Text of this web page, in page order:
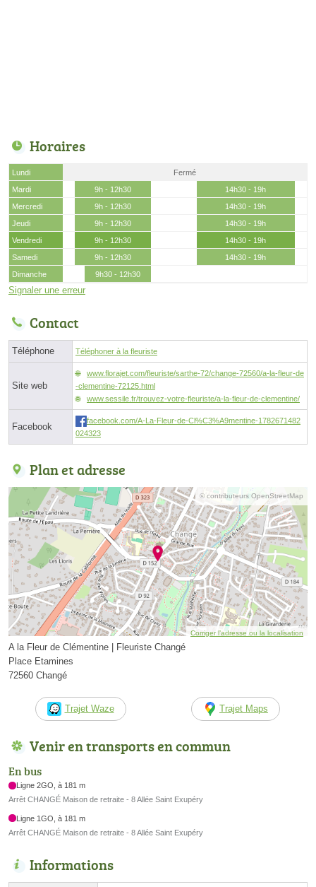
Horaires
Lundi
Fermé
Mardi
9h - 12h30
14h30 - 19h
Mercredi
9h - 12h30
14h30 - 19h
Jeudi
9h - 12h30
14h30 - 19h
Vendredi
9h - 12h30
14h30 - 19h
Samedi
9h - 12h30
14h30 - 19h
Dimanche
9h30 - 12h30
Signaler une erreur
Contact
Téléphone Téléphoner à la fleuriste
Site web
www.florajet.com/fleuriste/sarthe-72/change-72560/a-la-fleur-de
-clementine-72125.html
www.sessile.fr/trouvez-votre-fleuriste/a-la-fleur-de-clementine/
Facebook
facebook.com/A-La-Fleur-de-Cl%C3%A9mentine-1782671482
024323
Plan et adresse
© contributeurs OpenStreetMap
Corriger l’adresse ou la localisation
A la Fleur de Clémentine | Fleuriste Changé
Place Etamines
72560 Changé
Trajet Waze Trajet Maps
Venir en transports en commun
En bus
Ligne 2GO, à 181 m
Arrêt CHANGÉ Maison de retraite - 8 Allée Saint Exupéry
Ligne 1GO, à 181 m
Arrêt CHANGÉ Maison de retraite - 8 Allée Saint Exupéry
Informations